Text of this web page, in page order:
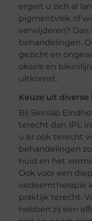
ergert u zich al
pigmentvlek of
verwijderen? Dan
behandelingen.
gezicht en
oksels en
uitkomst.
Keuze uit
Bij Skinlab
terecht dan IPL
u er ook terecht
behandelingen
huid en het
Ook voor een
oedeemtherapie
praktijk terecht.
hebben zij een